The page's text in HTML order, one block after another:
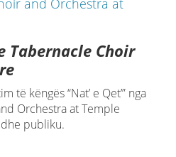
Tabernacle Choir
të këngës “Nat’ e Qet’” nga
Orchestra at Temple
publiku.